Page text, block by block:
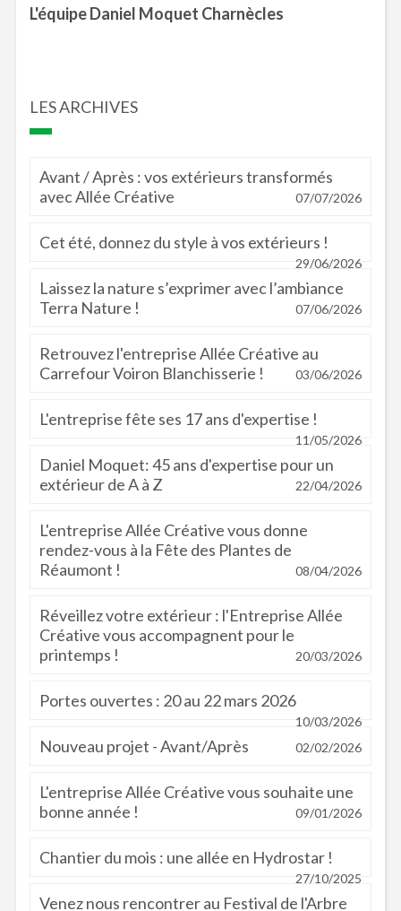
L'équipe Daniel Moquet Charnècles
LES ARCHIVES
Avant / Après : vos extérieurs transformés
avec Allée Créative
07/07/2026
Cet été, donnez du style à vos extérieurs !
29/06/2026
Laissez la nature s’exprimer avec l’ambiance
Terra Nature !
07/06/2026
Retrouvez l'entreprise Allée Créative au
Carrefour Voiron Blanchisserie !
03/06/2026
L'entreprise fête ses 17 ans d'expertise !
11/05/2026
Daniel Moquet: 45 ans d'expertise pour un
extérieur de A à Z
22/04/2026
L'entreprise Allée Créative vous donne
rendez-vous à la Fête des Plantes de
Réaumont !
08/04/2026
Réveillez votre extérieur : l'Entreprise Allée
Créative vous accompagnent pour le
printemps !
20/03/2026
Portes ouvertes : 20 au 22 mars 2026
10/03/2026
Nouveau projet - Avant/Après 02/02/2026
L'entreprise Allée Créative vous souhaite une
bonne année !
09/01/2026
Chantier du mois : une allée en Hydrostar !
27/10/2025
Venez nous rencontrer au Festival de l'Arbre